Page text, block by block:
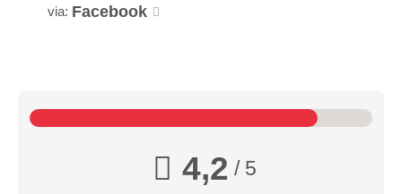
via: Facebook
4,2 / 5